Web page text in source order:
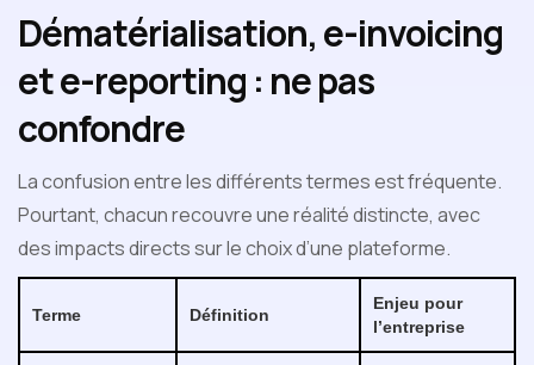
Dématérialisation, e-invoicing
et e-reporting : ne pas
confondre
La confusion entre les différents termes est fréquente.
Pourtant, chacun recouvre une réalité distincte, avec
des impacts directs sur le choix d’une plateforme.
Terme Définition
Enjeu pour
l’entreprise